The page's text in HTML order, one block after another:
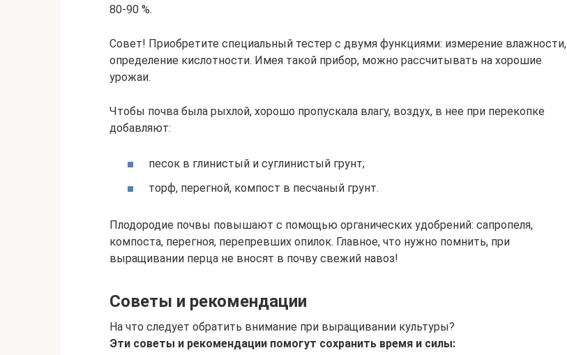
80-90 %.
Совет! Приобретите специальный тестер с двумя функциями: измерение влажности,
определение кислотности. Имея такой прибор, можно рассчитывать на хорошие
урожаи.
Чтобы почва была рыхлой, хорошо пропускала влагу, воздух, в нее при перекопке
добавляют:
песок в глинистый и суглинистый грунт;
торф, перегной, компост в песчаный грунт.
Плодородие почвы повышают с помощью органических удобрений: сапропеля,
компоста, перегноя, перепревших опилок. Главное, что нужно помнить, при
выращивании перца не вносят в почву свежий навоз!
Советы и рекомендации
На что следует обратить внимание при выращивании культуры?
Эти советы и рекомендации помогут сохранить время и силы: